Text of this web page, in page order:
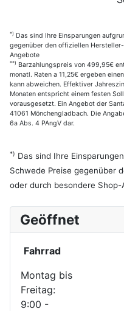
*) Das sind Ihre Einsparungen
gegenüber den offiziellen
Angebote
**) Barzahlungspreis von 499,95€
monatl. Raten a 11,25€ ergeben
kann abweichen. Effektiver
Monaten entspricht einem festen
vorausgesetzt. Ein Angebot der
41061 Mönchengladbach. Die
6a Abs. 4 PAngV dar.
*) Das sind Ihre
Schwede Preise gegenüber
oder durch besondere Shop-
Geöffnet
Fahrrad
Montag bis
Freitag:
9:00 -